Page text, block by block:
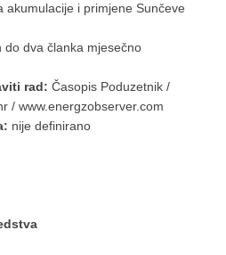
akumulacije i primjene Sunčeve
do dva članka mjesečno
rad: Časopis Poduzetnik /
/ www.energzobserver.com
nije definirano